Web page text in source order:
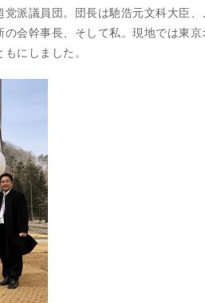
派議員団。団長は馳浩元文科大臣
会幹事長、そして私。現地では東
にしました。